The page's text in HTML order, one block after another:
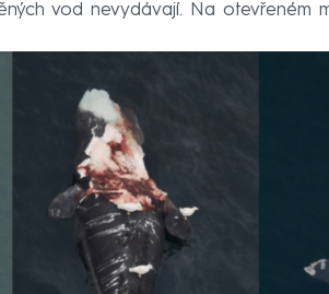
vod nevydávají. Na otevřeném